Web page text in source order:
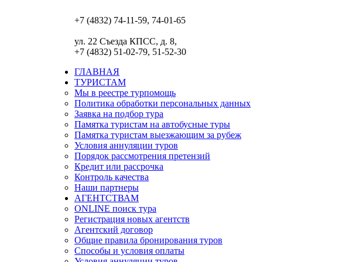
+7 (4832) 74-11-59, 74-01-65
ул. 22 Съезда КПСС, д. 8,
+7 (4832) 51-02-79, 51-52-30
ГЛАВНАЯ
ТУРИСТАМ
Мы в реестре турпомощь
Политика обработки персональных данных
Заявка на подбор тура
Памятка туристам на автобусные туры
Памятка туристам выезжающим за рубеж
Условия аннуляции туров
Порядок рассмотрения претензий
Кредит или рассрочка
Контроль качества
Наши партнеры
АГЕНТСТВАМ
ONLINE поиск тура
Регистрация новых агентств
Агентский договор
Общие правила бронирования туров
Способы и условия оплаты